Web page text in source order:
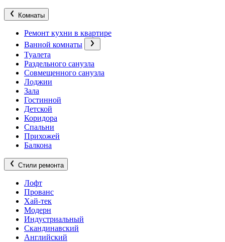
Комнаты
Ремонт кухни в квартире
Ванной комнаты
Туалета
Раздельного санузла
Совмещенного санузла
Лоджии
Зала
Гостинной
Детской
Коридора
Спальни
Прихожей
Балкона
Стили ремонта
Лофт
Прованс
Хай-тек
Модерн
Индустриальный
Скандинавский
Английский